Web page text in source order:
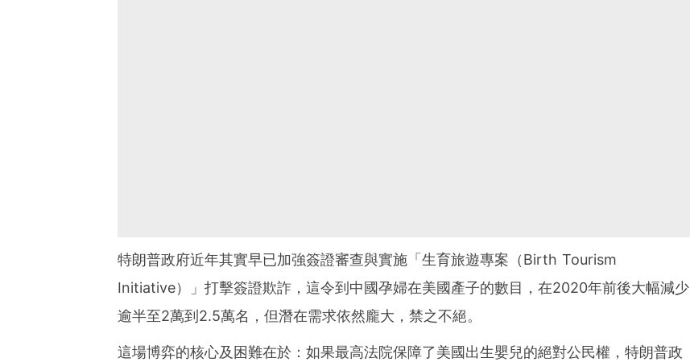
特朗普政府近年其實早已加強簽證審查與實施「生育旅遊專案（Birth Tourism
Initiative）」打擊簽證欺詐，這令到中國孕婦在美國產子的數目，在2020年前後大幅減少
逾半至2萬到2.5萬名，但潛在需求依然龐大，禁之不絕。
這場博弈的核心及困難在於：如果最高法院保障了美國出生嬰兒的絕對公民權，特朗普政